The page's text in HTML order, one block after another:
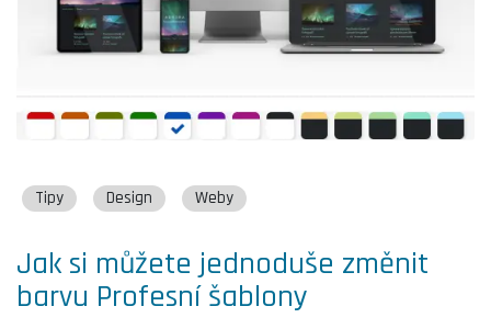
Tipy Design Weby
Jak si můžete jednoduše změnit
barvu Profesní šablony